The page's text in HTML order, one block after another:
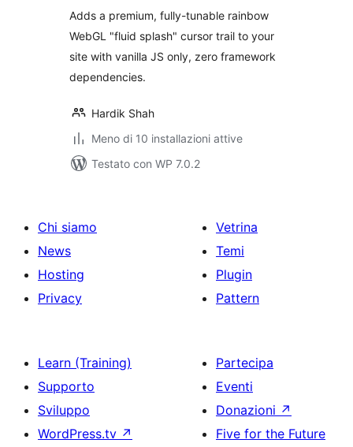
Adds a premium, fully-tunable rainbow
WebGL "fluid splash" cursor trail to your
site with vanilla JS only, zero framework
dependencies.
Hardik Shah
Meno di 10 installazioni attive
Testato con WP 7.0.2
Chi siamo
News
Hosting
Privacy
Vetrina
Temi
Plugin
Pattern
Learn (Training)
Supporto
Sviluppo
WordPress.tv ↗
Partecipa
Eventi
Donazioni ↗
Five for the Future